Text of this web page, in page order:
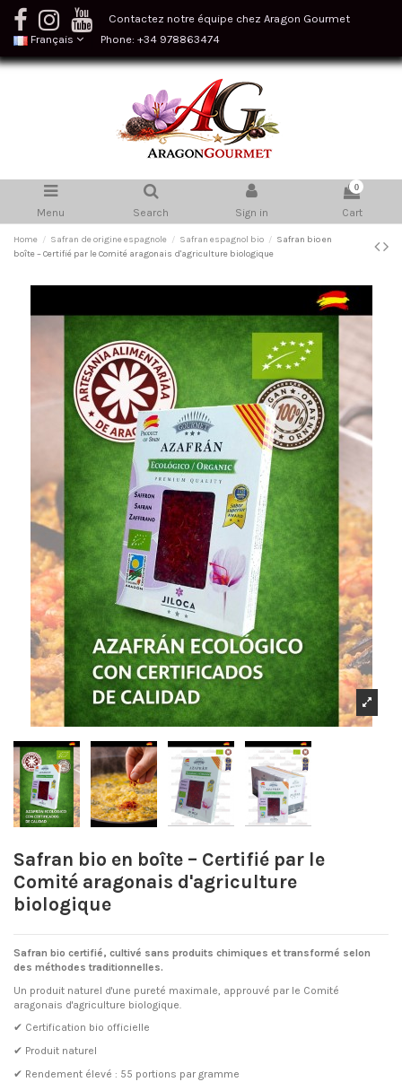
Contactez notre équipe chez Aragon Gourmet
Français
Phone: +34 978863474
Menu Search Sign in
0
Cart
Home Safran de origine espagnole Safran espagnol bio
Safran bio en
boîte – Certifié par le Comité aragonais d'agriculture biologique
Safran bio en boîte – Certifié par le
Comité aragonais d'agriculture
biologique
Safran bio certifié, cultivé sans produits chimiques et transformé selon
des méthodes traditionnelles.
Un produit naturel d'une pureté maximale, approuvé par le Comité
aragonais d'agriculture biologique.
✔ Certification bio officielle
✔ Produit naturel
✔ Rendement élevé : 55 portions par gramme